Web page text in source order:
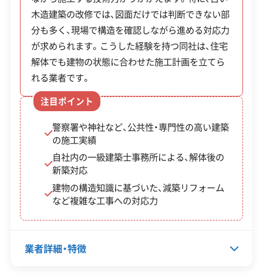
産業廃棄物は許可を持つ専門業者に処分を任
せる必要があります。
宮代町で出る廃棄物のうち、家具や家財道具といっ
た一般廃棄物は、久喜市と共同で運営している「久
喜宮代清掃センター」（宮代町大字和戸）へ持ち込ま
れます。
ただし、解体業者がお客様から依頼されて処分する
家の中の不用品（残置物）は産業廃棄物の扱いにな
るため、このセンターへ直接持ち込むことはできま
公式サイトを見る
許可番号
【建設業許可】
埼玉県知事：第3202号
【産業廃棄物処分業許可】
埼玉県知事：第01120026412号
【産業廃棄物収集運搬業許可】
この解体業者の特徴
企業経
験・規模
創業30年以上
対応工事
外構工事
ョンを見据えた施工にも取り組んでいます。
木造建築の改修では、図面だけでは判断できない部
分も多く、現場で構造を確認しながら進める対応力
が求められます。こうした経験を持つ同社は、住宅
解体でも建物の状態に合わせた施工計画を立てら
れる業者です。
注目ポイント
警察署や神社など、公共性・専門性の高い建築
の施工実績
自社内の一級建築士事務所による、解体後の
新築対応
建物の構造知識に基づいた、減築リフォーム
など複雑な工事への対応力
業者詳細・特徴